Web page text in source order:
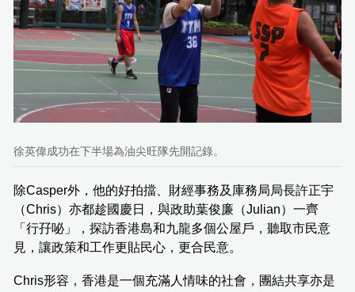
徐英偉成功在下半場為油尖旺隊先開記錄。
除Casper外，他的好拍擋、財經事務及庫務局局長許正宇
（Chris）亦都趁國慶日，與政助葉俊廉（Julian）一齊
「行孖咇」，探訪香港島和九龍多個公屋戶，聽取市民意
見，讓政策和工作更貼民心，更合民意。
Chris形容，香港是一個充滿人情味的社會，團結共享亦是